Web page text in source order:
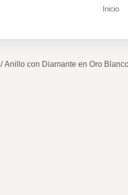
Inicio
/ Anillo con Diamante en Oro